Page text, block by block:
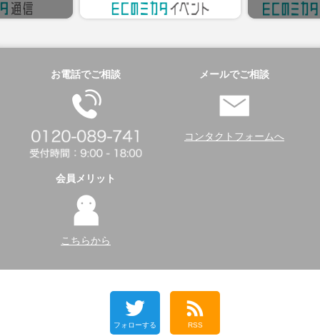
お電話でご相談 メールでご相談
コンタクトフォームへ
会員メリット
こちらから
フォローする RSS